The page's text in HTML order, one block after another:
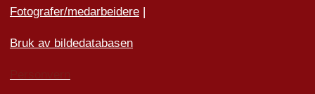
Fotografer/medarbeidere|
Bruk av bildedatabasen